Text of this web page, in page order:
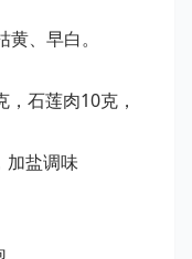
、早白。
石莲肉10克，
加盐调味